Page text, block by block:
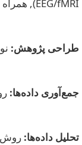
EEG/fMRI), همراه با ویژگی‌های روان‌سنجی در صورت لزوم.
طراحی پژوهش:
جمع‌آوری داده‌ها:
تحلیل داده‌ها: